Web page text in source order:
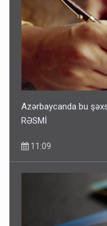
Azərbaycanda bu
RƏSMİ
11:09